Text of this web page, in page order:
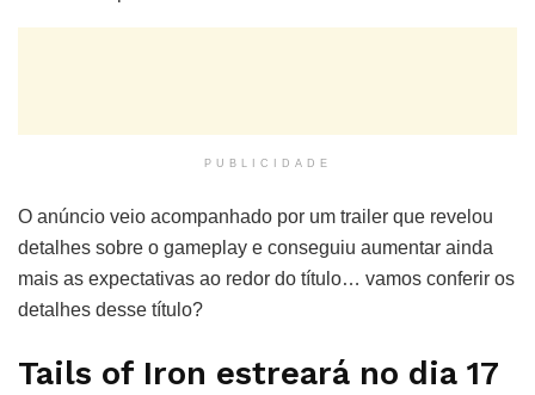
PUBLICIDADE
O anúncio veio acompanhado por um trailer que revelou
detalhes sobre o gameplay e conseguiu aumentar ainda
mais as expectativas ao redor do título… vamos conferir os
detalhes desse título?
Tails of Iron estreará no dia 17